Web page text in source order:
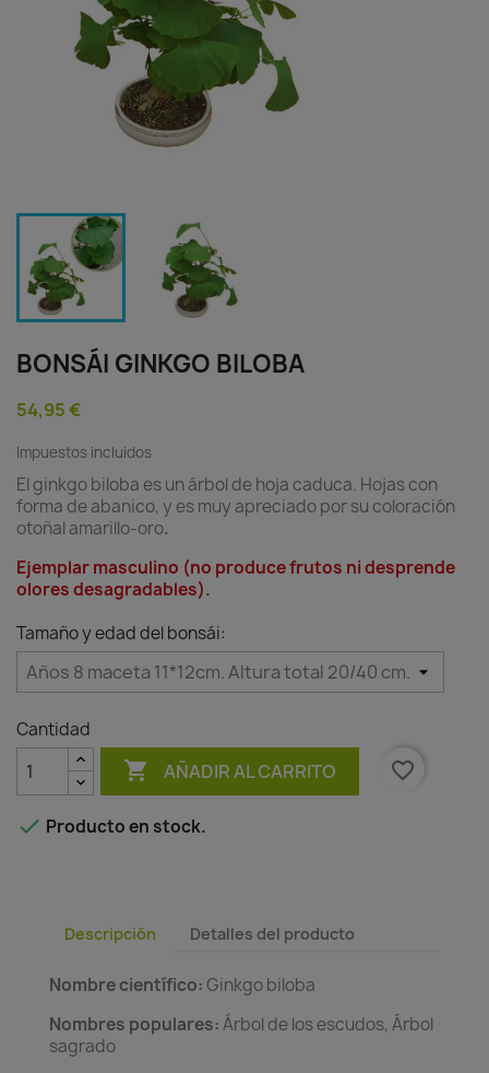
BONSÁI GINKGO BILOBA
54,95 €
Impuestos incluidos
El ginkgo biloba es un árbol de hoja caduca. Hojas con
forma de abanico, y es muy apreciado por su coloración
otoñal amarillo-oro.
Ejemplar masculino (no produce frutos ni desprende
olores desagradables).
Tamaño y edad del bonsái:
Cantidad
 AÑADIR AL CARRITO favorite_border
 Producto en stock.
Descripción Detalles del producto
Nombre científico: Ginkgo biloba
Nombres populares:Árbol de los escudos, Árbol
sagrado